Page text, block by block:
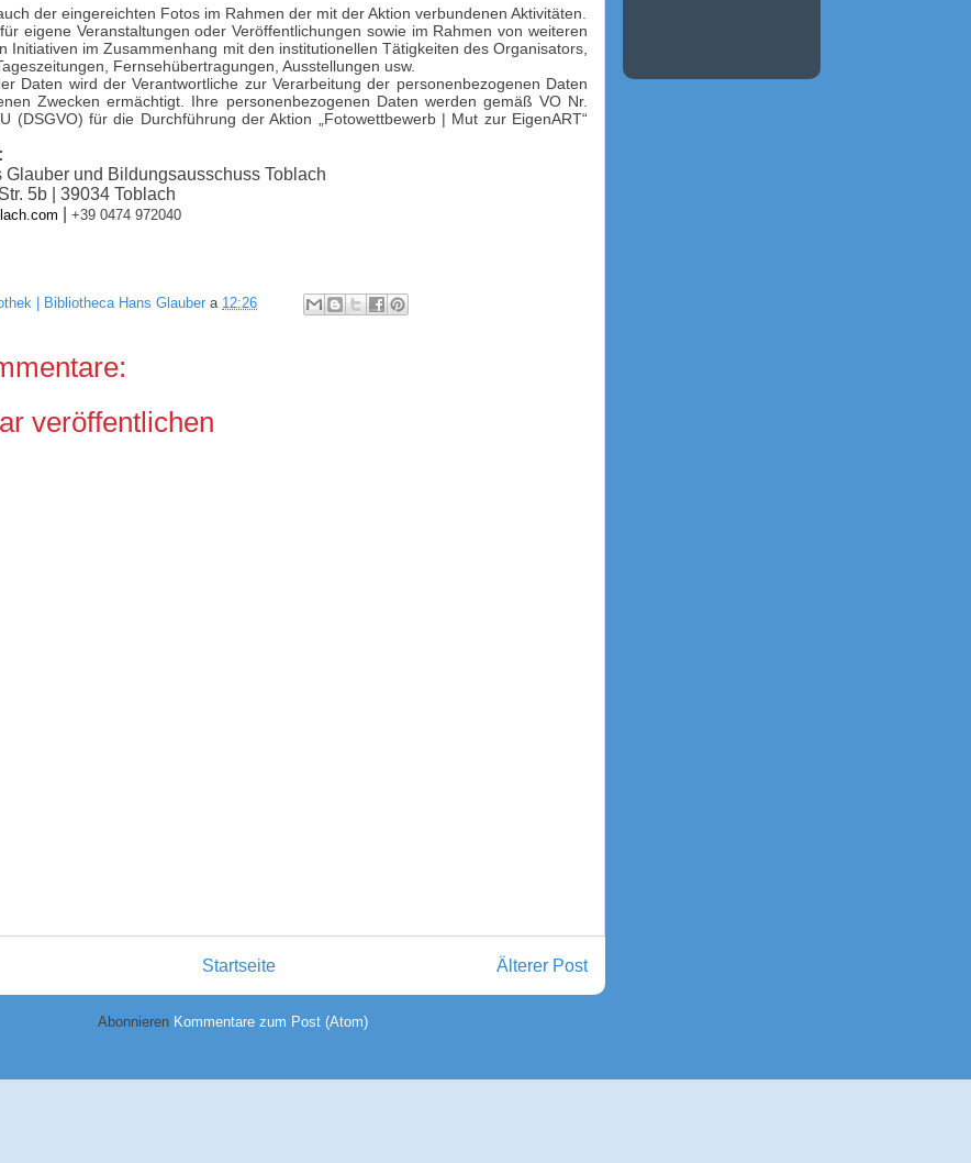
der eingereichten Fotos im Rahmen der mit der Aktion verbundenen Aktivitäten.
eigene Veranstaltungen oder Veröffentlichungen sowie im Rahmen von weiteren
Initiativen im Zusammenhang mit den institutionellen Tätigkeiten des Organisators,
Fernsehübertragungen, Ausstellungen usw.
Daten wird der Verantwortliche zur Verarbeitung der personenbezogenen Daten
Zwecken ermächtigt. Ihre personenbezogenen Daten werden gemäß VO Nr.
(DSGVO) für die Durchführung der Aktion „Fotowettbewerb | Mut zur EigenART“
Glauber und Bildungsausschuss Toblach
5b | 39034 Toblach
+39 0474 972040
| Bibliotheca Hans Glauber a 12:26
veröffentlichen
Älterer Post
Startseite
Abonnieren Kommentare zum Post (Atom)